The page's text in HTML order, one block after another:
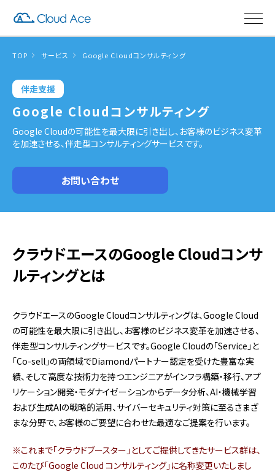
TOP サービス Google Cloudコンサルティング
伴走支援
Google Cloudコンサルティング
Google Cloudの可能性を最大限に引き出し、お客様のビジネス変革
を加速させる、伴走型コンサルティングサービスです。
お問い合わせ
クラウドエースのGoogle Cloudコンサ
ルティングとは
クラウドエースのGoogle Cloudコンサルティングは、Google Cloud
の可能性を最大限に引き出し、お客様のビジネス変革を加速させる、
伴走型コンサルティングサービスです。Google Cloudの「Service」と
「Co-sell」の両領域でDiamondパートナー認定を受けた豊富な実
績、そして高度な技術力を持つエンジニアがインフラ構築・移行、アプ
リケーション開発・モダナイゼーションからデータ分析、AI・機械学習
および生成AIの戦略的活用、サイバーセキュリティ対策に至るさまざ
まな分野で、お客様のご要望に合わせた最適なご提案を行います。
※これまで「クラウドブースター」としてご提供してきたサービス群は、
このたび「Google Cloud コンサルティング」に名称変更いたしまし